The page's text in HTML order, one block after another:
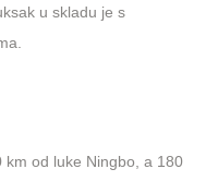
u skladu je s
km od luke Ningbo, a 180